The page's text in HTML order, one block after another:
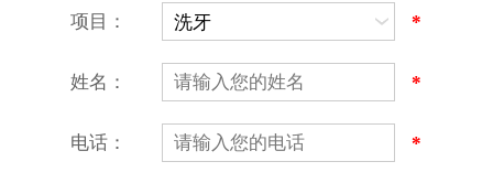
项目： *
姓名： *
电话： *